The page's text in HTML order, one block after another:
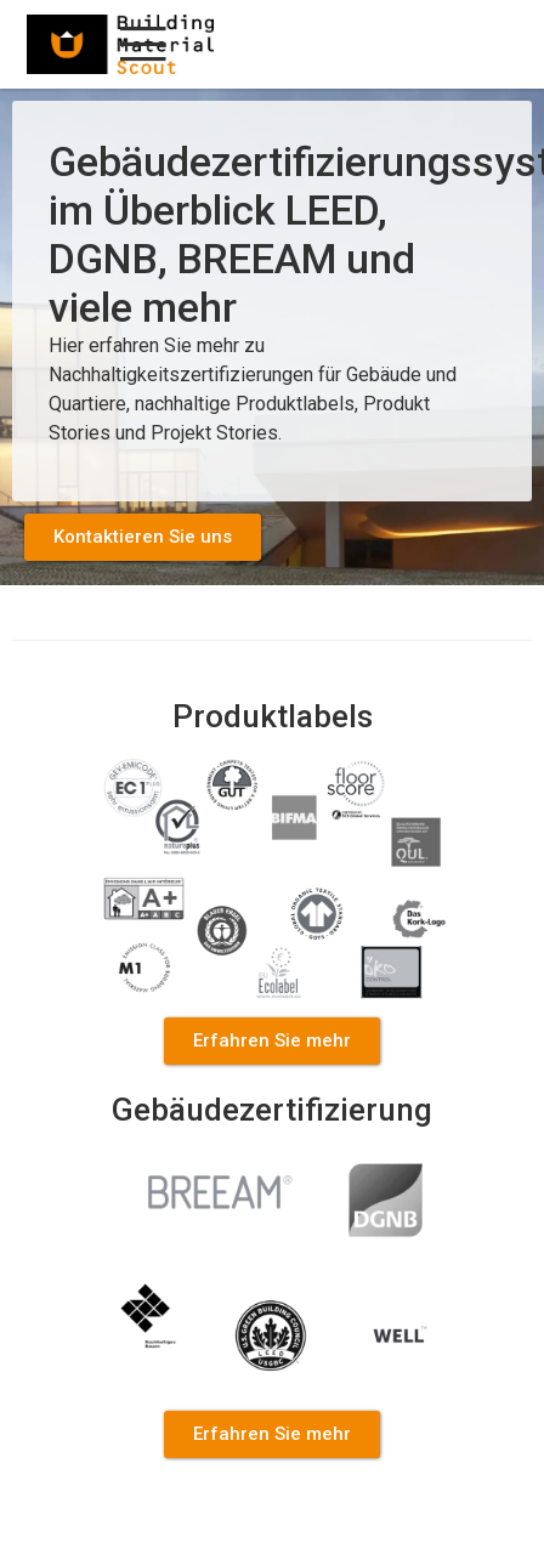
im Überblick LEED,
DGNB, BREEAM und
viele mehr
Hier erfahren Sie mehr zu
Nachhaltigkeitszertifizierungen für Gebäude und
Quartiere, nachhaltige Produktlabels, Produkt
Stories und Projekt Stories.
Kontaktieren Sie uns
Produktlabels
Erfahren Sie mehr
Gebäudezertifizierung
Erfahren Sie mehr